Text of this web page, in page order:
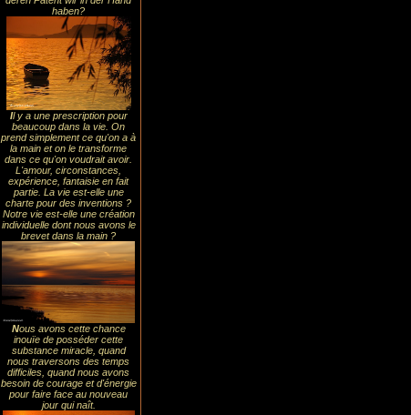
haben?
Il y a une prescription pour
beaucoup dans la vie. On
prend simplement ce qu'on a à
la main et on le transforme
dans ce qu'on voudrait avoir.
L'amour, circonstances,
expérience, fantaisie en fait
partie. La vie est-elle une
charte pour des inventions ?
Notre vie est-elle une création
individuelle dont nous avons le
brevet dans la main ?
Nous avons cette chance
inouïe de posséder cette
substance miracle, quand
nous traversons des temps
difficiles, quand nous avons
besoin de courage et d'énergie
pour faire face au nouveau
jour qui naît.